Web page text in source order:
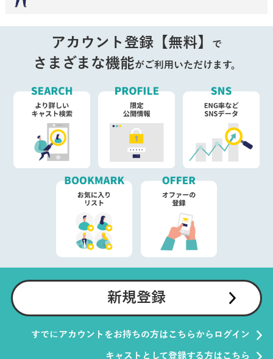
アカウント登録【無料】 で
さまざまな機能がご利用いただけます。
新規登録
すでにアカウントをお持ちの方はこちらからログイン
キャストとして登録する方はこちら